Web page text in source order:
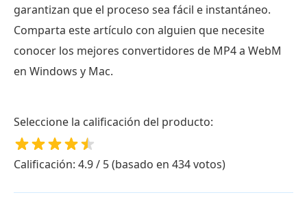
garantizan que el proceso sea fácil e instantáneo.
Comparta este artículo con alguien que necesite
conocer los mejores convertidores de MP4 a WebM
en Windows y Mac.
Seleccione la calificación del producto:
Calificación: 4.9 / 5 (basado en 434 votos)